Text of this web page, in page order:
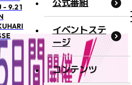
- 9.21
公式番組
イベントステ
ージ
コンテンツ